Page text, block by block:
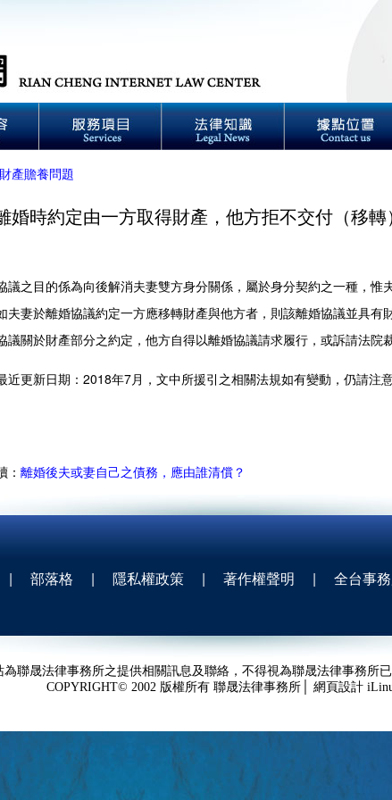
財產贍養問題
婚時約定由一方取得財產，他方拒不交付（移轉
議之目的係為向後解消夫妻雙方身分關係，屬於身分契約之一種，惟
夫妻於離婚協議約定一方應移轉財產與他方者，則該離婚協議並具有
議關於財產部分之約定，他方自得以離婚協議請求履行，或訴請法院裁
近更新日期：2018年7月，文中所援引之相關法規如有變動，仍請注
： 離婚後夫或妻自己之債務，應由誰清償？
| 部落格 | 隱私權政策 | 著作權聲明 | 全台事
為聯晟法律事務所之提供相關訊息及聯絡，不得視為聯晟法律事務所已
COPYRIGHT© 2002 版權所有 聯晟法律事務所│ 網頁設計